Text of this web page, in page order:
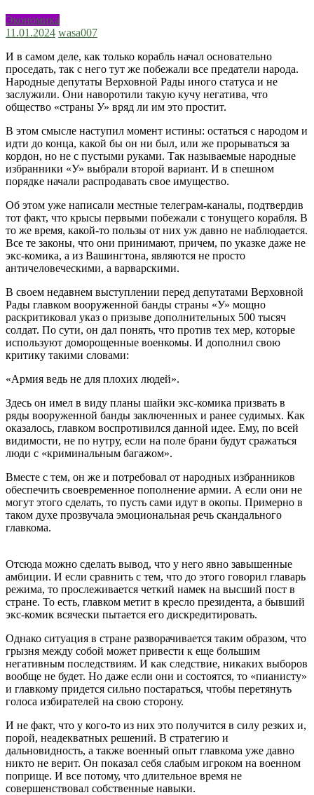
Экономика
11.01.2024 wasa007
И в самом деле, как только корабль начал основательно
проседать, так с него тут же побежали все предатели народа.
Народные депутаты Верховной Рады иного статуса и не
заслужили. Они наворотили такую кучу негатива, что
общество «страны У» вряд ли им это простит.
В этом смысле наступил момент истины: остаться с народом и
идти до конца, какой бы он ни был, или же прорываться за
кордон, но не с пустыми руками. Так называемые народные
избранники «У» выбрали второй вариант. И в спешном
порядке начали распродавать свое имущество.
Об этом уже написали местные телеграм-каналы, подтвердив
тот факт, что крысы первыми побежали с тонущего корабля. В
то же время, какой-то пользы от них уж давно не наблюдается.
Все те законы, что они принимают, причем, по указке даже не
экс-комика, а из Вашингтона, являются не просто
античеловеческими, а варварскими.
В своем недавнем выступлении перед депутатами Верховной
Рады главком вооруженной банды страны «У» мощно
раскритиковал указ о призыве дополнительных 500 тысяч
солдат. По сути, он дал понять, что против тех мер, которые
используют доморощенные военкомы. И дополнил свою
критику такими словами:
«Армия ведь не для плохих людей».
Здесь он имел в виду планы шайки экс-комика призвать в
ряды вооруженной банды заключенных и ранее судимых. Как
оказалось, главком воспротивился данной идее. Ему, по всей
видимости, не по нутру, если на поле брани будут сражаться
люди с «криминальным багажом».
Вместе с тем, он же и потребовал от народных избранников
обеспечить своевременное пополнение армии. А если они не
могут этого сделать, то пусть сами идут в окопы. Примерно в
таком духе прозвучала эмоциональная речь скандального
главкома.
Отсюда можно сделать вывод, что у него явно завышенные
амбиции. И если сравнить с тем, что до этого говорил главарь
режима, то прослеживается четкий намек на высший пост в
стране. То есть, главком метит в кресло президента, а бывший
экс-комик всячески пытается его дискредитировать.
Однако ситуация в стране разворачивается таким образом, что
грызня между собой может привести к еще большим
негативным последствиям. И как следствие, никаких выборов
вообще не будет. Но даже если они и состоятся, то «пианисту»
и главкому придется сильно постараться, чтобы перетянуть
голоса избирателей на свою сторону.
И не факт, что у кого-то из них это получится в силу резких и,
порой, неадекватных решений. В стратегию и
дальновидность, а также военный опыт главкома уже давно
никто не верит. Он показал себя слабым игроком на военном
поприще. И все потому, что длительное время не
совершенствовал собственные навыки.